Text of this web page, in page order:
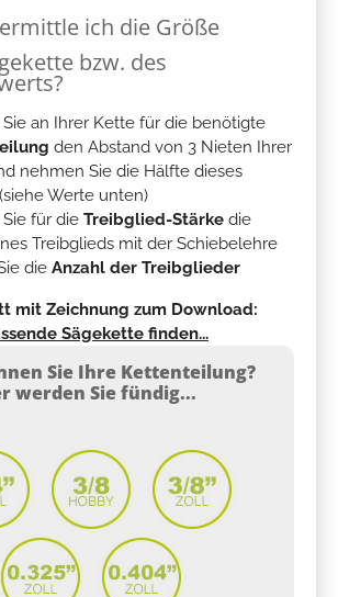
ich die Größe
bzw. des
Sie an Ihrer Kette für die benötigte
den Abstand von 3 Nieten Ihrer
nehmen Sie die Hälfte dieses
Werte unten)
für die Treibglied-Stärke die
Treibglieds mit der Schiebelehre
die Anzahl der Treibglieder
mit Zeichnung zum Download:
Sägekette finden...
Sie Ihre Kettenteilung?
werden Sie fündig...